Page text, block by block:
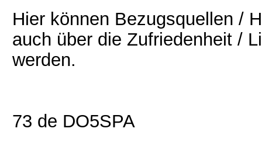
Hier können Bezugsquellen /
auch über die Zufriedenheit /
werden.
73 de DO5SPA